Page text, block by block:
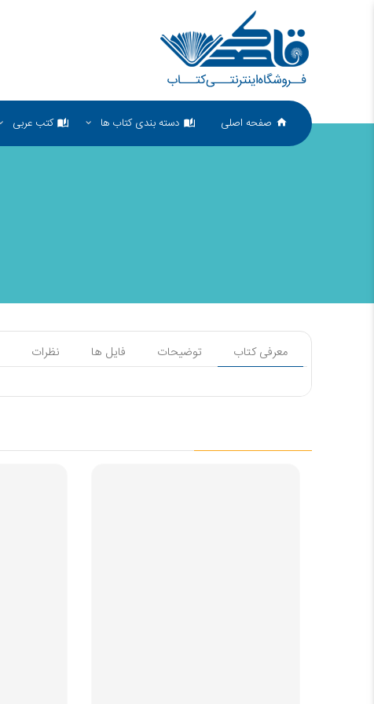
صفحه اصلی دسته بندی کتاب ها کتب عربی
معرفی کتاب توضیحات فایل ها نظرات